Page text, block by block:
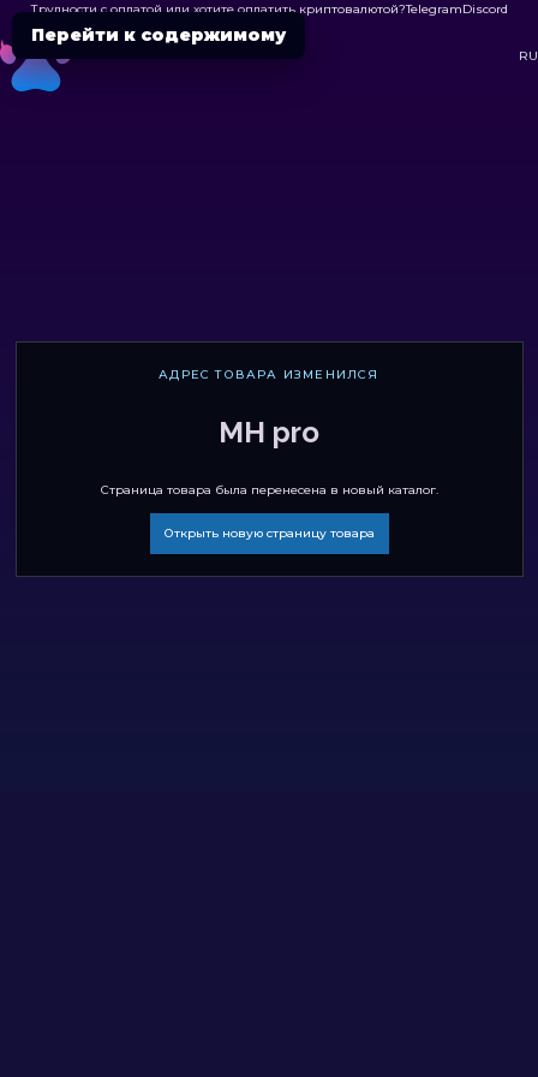
Перейти к содержимому
Трудности с оплатой или хотите оплатить криптовалютой?TelegramDiscord

RU
АДРЕС ТОВАРА ИЗМЕНИЛСЯ
MH pro
Страница товара была перенесена в новый каталог.
Открыть новую страницу товара